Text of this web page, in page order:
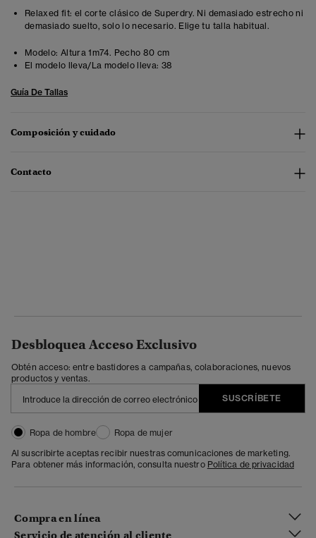
Relaxed fit: el corte clásico de Superdry. Ni demasiado estrecho ni
demasiado suelto, solo lo necesario. Elige tu talla habitual.
Modelo: Altura 1m74. Pecho 80 cm
El modelo lleva/La modelo lleva: 38
Guía De Tallas
Composición y cuidado
Contacto
Desbloquea Acceso Exclusivo
Obtén acceso: entre bastidores a campañas, colaboraciones, nuevos
productos y ventas.
SUSCRÍBETE
Ropa de hombre
Ropa de mujer
Al suscribirte aceptas recibir nuestras comunicaciones de marketing.
Para obtener más información, consulta nuestro Política de privacidad
Compra en línea
Servicio de atención al cliente